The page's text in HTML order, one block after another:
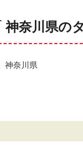
神奈川県の
神奈川県